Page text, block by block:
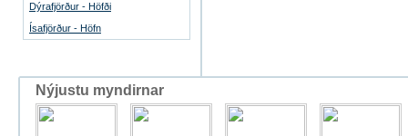
Dýrafjörður - Höfði
Ísafjörður - Höfn
Nýjustu myndirnar